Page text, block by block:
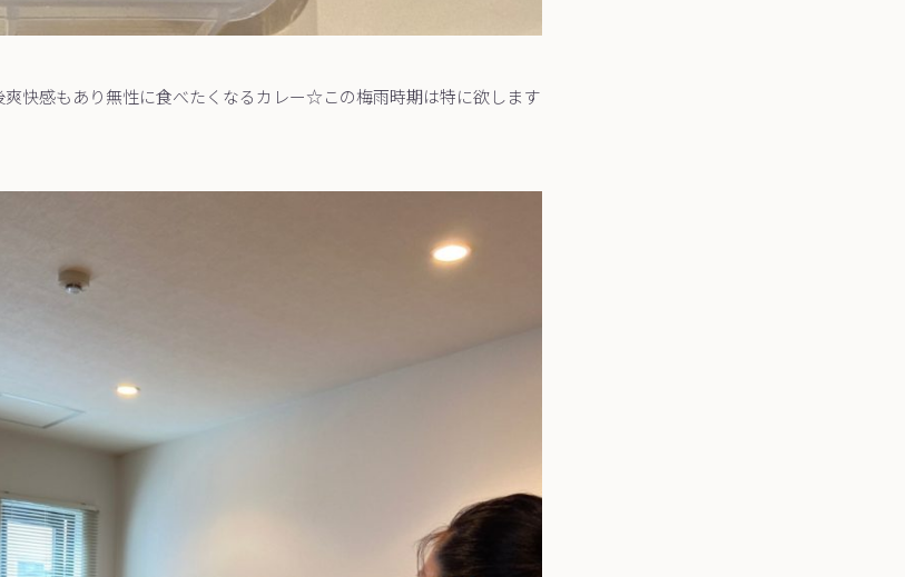
快感もあり無性に食べたくなるカレー☆この梅雨時期は特に欲します